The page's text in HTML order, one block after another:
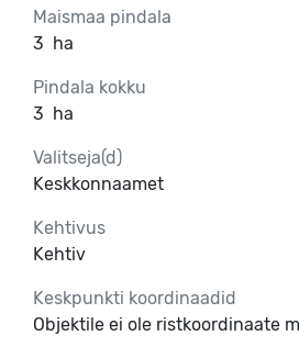
Maismaa pindala
3 ha
Pindala kokku
3 ha
Valitseja(d)
Keskkonnaamet
Kehtivus
Kehtiv
Keskpunkti koordinaadid
Objektile ei ole ristkoordinaate